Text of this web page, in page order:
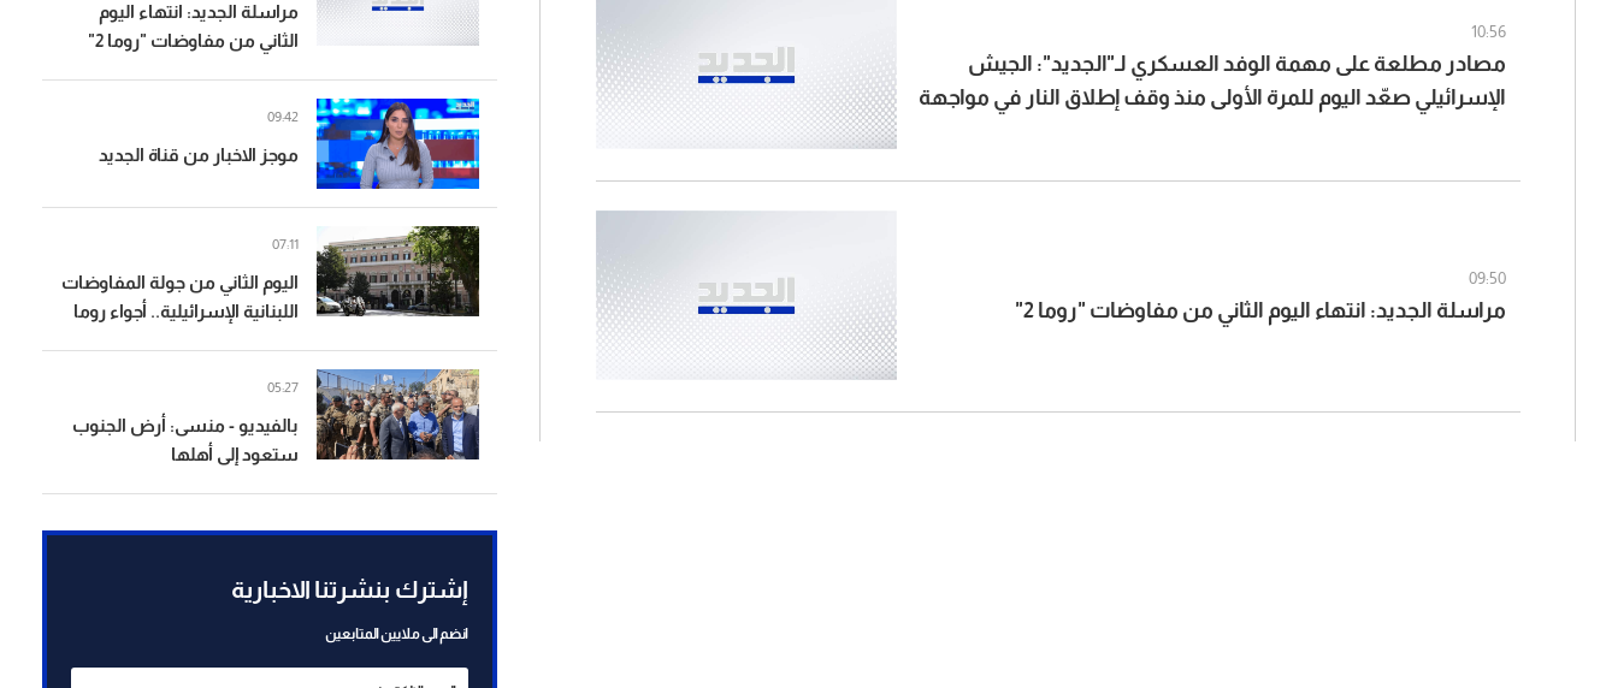
10:56
مصادر مطلعة على مهمة الوفد العسكري لـ"الجديد": الجيش
الإسرائيلي صعّد اليوم للمرة الأولى منذ وقف إطلاق النار في مواجهة
09:50
مراسلة الجديد: انتهاء اليوم الثاني من مفاوضات "روما 2"
المنصوري ومناطق أخرى
مراسلة الجديد: انتهاء اليوم
الثاني من مفاوضات "روما 2"
موجز الاخبار من قناة الجديد
09:42
اليوم الثاني من جولة المفاوضات
اللبنانية الإسرائيلية.. أجواء روما
07:11
بالفيديو - منسى: أرض الجنوب
ستعود إلى أهلها
05:27
إشترك بنشرتنا الاخبارية
انضم الى ملايين المتابعين